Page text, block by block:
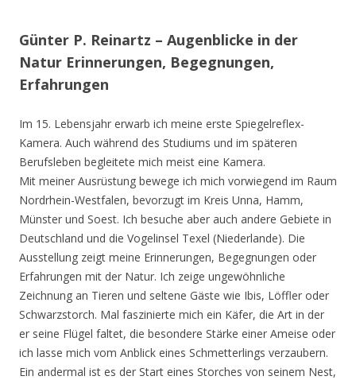
Günter P. Reinartz – Augenblicke in der
Natur Erinnerungen, Begegnungen,
Erfahrungen
Im 15. Lebensjahr erwarb ich meine erste Spiegelreflex-
Kamera. Auch während des Studiums und im späteren
Berufsleben begleitete mich meist eine Kamera.
Mit meiner Ausrüstung bewege ich mich vorwiegend im Raum
Nordrhein-Westfalen, bevorzugt im Kreis Unna, Hamm,
Münster und Soest. Ich besuche aber auch andere Gebiete in
Deutschland und die Vogelinsel Texel (Niederlande). Die
Ausstellung zeigt meine Erinnerungen, Begegnungen oder
Erfahrungen mit der Natur. Ich zeige ungewöhnliche
Zeichnung an Tieren und seltene Gäste wie Ibis, Löffler oder
Schwarzstorch. Mal faszinierte mich ein Käfer, die Art in der
er seine Flügel faltet, die besondere Stärke einer Ameise oder
ich lasse mich vom Anblick eines Schmetterlings verzaubern.
Ein andermal ist es der Start eines Storches von seinem Nest,